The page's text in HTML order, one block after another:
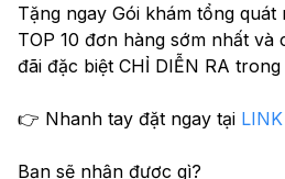
Tặng ngay Gói khám tổng quát
TOP 10 đơn hàng sớm nhất và
đãi đặc biệt CHỈ DIỄN RA trong
👉 Nhanh tay đặt ngay tại LINK
Bạn sẽ nhận được gì?